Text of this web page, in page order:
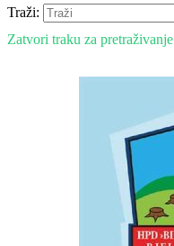
Traži:
Zatvori traku za pretraživanje